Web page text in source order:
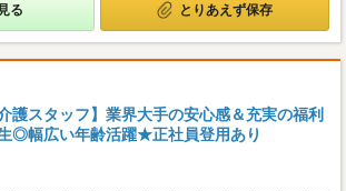
る とりあえず保存
介護スタッフ】業界大手の安心感＆充実の福利
◎幅広い年齢活躍★正社員登用あり